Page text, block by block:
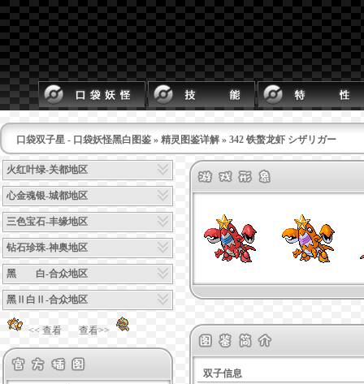
口袋双子星 - 口袋妖怪黑白图鉴 » 精灵图鉴详解 » 342 铁螯龙虾 シザリガー
火红叶绿-关都地区
心金魂银-城都地区
三色宝石-丰缘地区
钻石珍珠-神奥地区
黑 白-合众地区
黑Ⅱ白Ⅱ-合众地区
<< 查看 查看>>
双子信息